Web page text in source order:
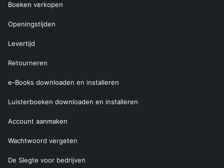
Boeken verkopen
Openingstijden
Levertijd
Retourneren
e-Books downloaden en installeren
Luisterboeken downloaden en installeren
Account aanmaken
Wachtwoord vergeten
De Slegte voor bedrijven